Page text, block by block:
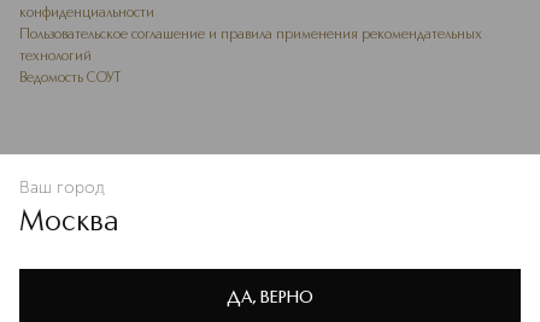
Политике конфиденциальности
конфиденциальности
Пользовательское соглашение и правила применения рекомендательных
технологий
Ведомость СОУТ
Ваш город
Москва
ДА, ВЕРНО